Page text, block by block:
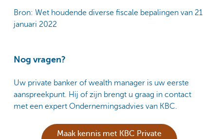
Bron: Wet houdende diverse fiscale bepalingen van 21
januari 2022
Nog vragen?
Uw private banker of wealth manager is uw eerste
aanspreekpunt. Hij of zijn brengt u graag in contact
met een expert Ondernemingsadvies van KBC.
Maak kennis met KBC Private